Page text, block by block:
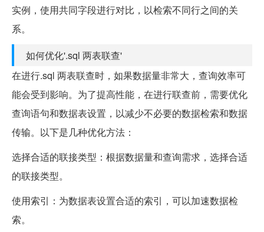
实例，使用共同字段进行对比，以检索不同行之间的关
系。
如何优化'.sql 两表联查'
在进行.sql 两表联查时，如果数据量非常大，查询效率可
能会受到影响。为了提高性能，在进行联查前，需要优化
查询语句和数据表设置，以减少不必要的数据检索和数据
传输。以下是几种优化方法：
选择合适的联接类型： 根据数据量和查询需求，选择合适
的联接类型。
使用索引： 为数据表设置合适的索引，可以加速数据检
索。